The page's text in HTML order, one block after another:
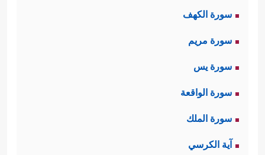
سورة الكهف
سورة مريم
سورة يس
سورة الواقعة
سورة الملك
آية الكرسي